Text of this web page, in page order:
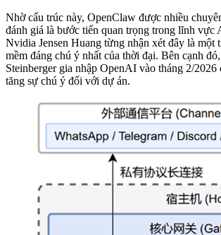
Nhờ cấu trúc này, OpenClaw được nhiều
đánh giá là bước tiến quan trọng trong lĩnh vực
Nvidia Jensen Huang từng nhận xét đây là một
mềm đáng chú ý nhất của thời đại. Bên cạnh
Steinberger gia nhập OpenAI vào tháng 2/2026
tăng sự chú ý đối với dự án.